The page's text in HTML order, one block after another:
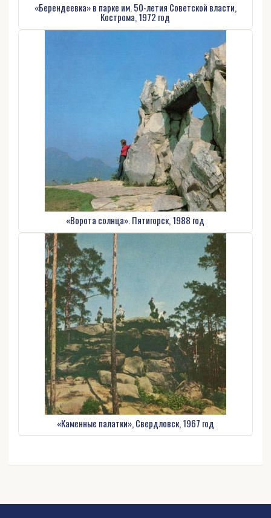
«Берендеевка» в парке им. 50-летия Советской власти,
Кострома, 1972 год
«Ворота солнца». Пятигорск, 1988 год
«Каменные палатки», Свердловск, 1967 год